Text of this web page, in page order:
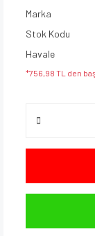
Marka
Stok Kodu
Havale
*756,98 TL den